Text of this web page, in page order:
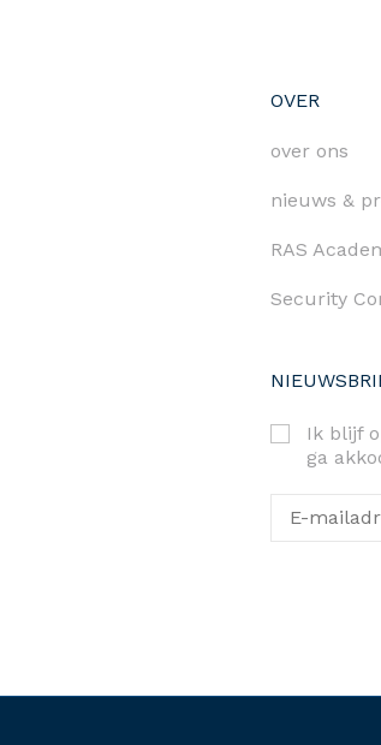
OVER
over ons
nieuws &
RAS
Security
Ik blijf
ga